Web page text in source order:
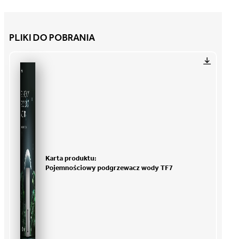
PLIKI DO POBRANIA
Karta produktu:
Pojemnościowy podgrzewacz wodyTF7